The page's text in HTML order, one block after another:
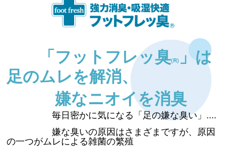
「フットフレッ臭(R) 」は
足のムレを解消、
嫌なニオイを消臭
毎日密かに気になる「足の嫌な臭い」....
嫌な臭いの原因はさまざまですが、原因
の一つがムレによる雑菌の繁殖